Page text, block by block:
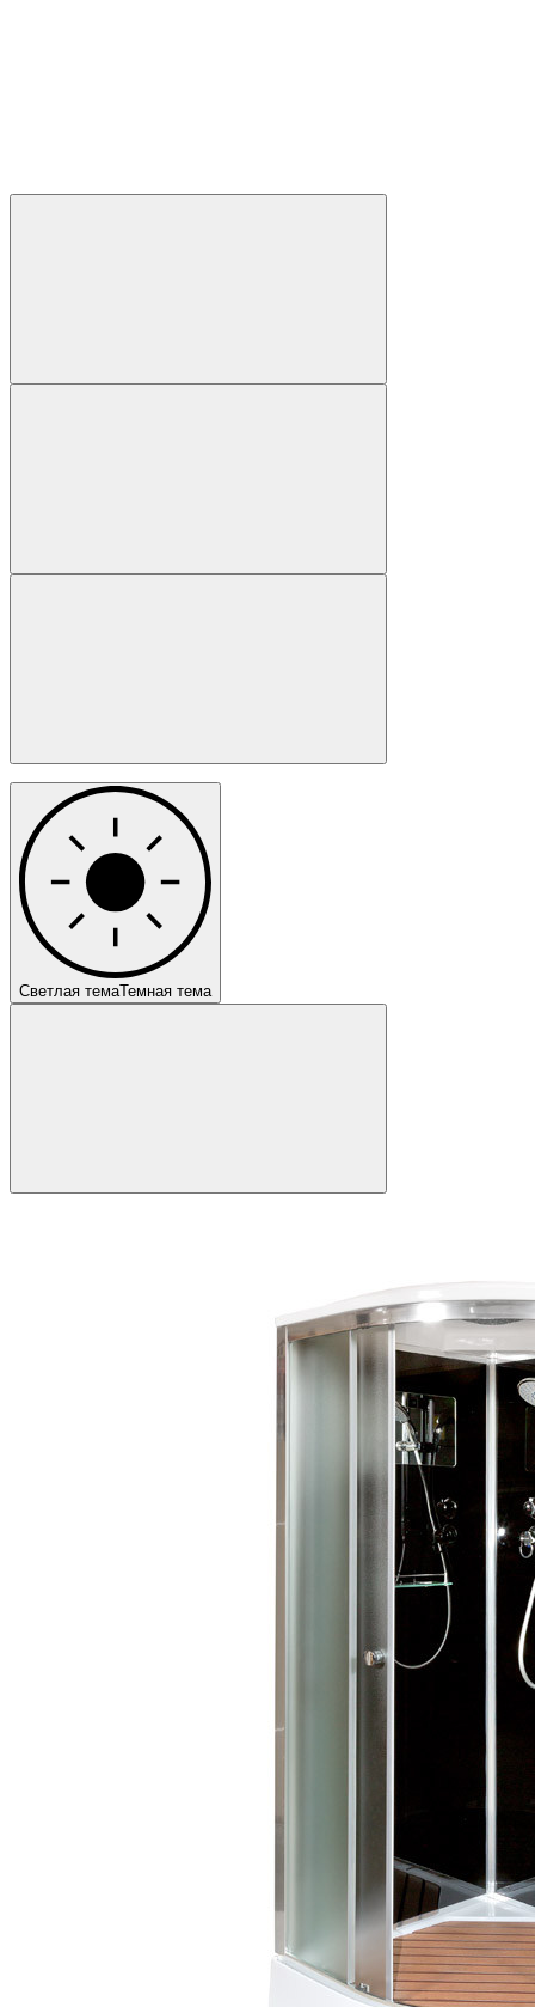
Светлая темаТемная тема